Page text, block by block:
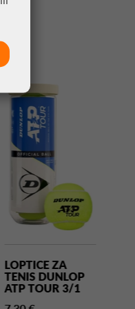
LOPTICE ZA
TENIS DUNLOP
ATP TOUR 3/1